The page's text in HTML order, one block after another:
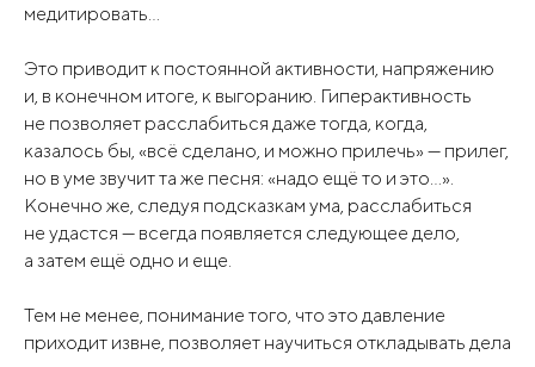
медитировать…
Это приводит к постоянной активности, напряжению
и, в конечном итоге, к выгоранию. Гиперактивность
не позволяет расслабиться даже тогда, когда,
казалось бы, «всё сделано, и можно прилечь» — прилег,
но в уме звучит та же песня: «надо ещё то и это…».
Конечно же, следуя подсказкам ума, расслабиться
не удастся — всегда появляется следующее дело,
а затем ещё одно и еще.
Тем не менее, понимание того, что это давление
приходит извне, позволяет научиться откладывать дела